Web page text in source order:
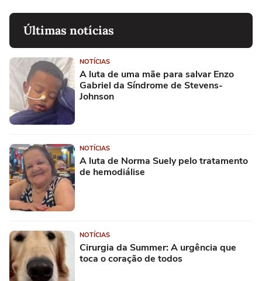
Últimas notícias
NOTÍCIAS
A luta de uma mãe para salvar Enzo
Gabriel da Síndrome de Stevens-
Johnson
NOTÍCIAS
A luta de Norma Suely pelo tratamento
de hemodiálise
NOTÍCIAS
Cirurgia da Summer: A urgência que
toca o coração de todos